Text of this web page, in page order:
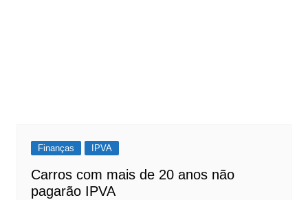
Finanças IPVA
Carros com mais de 20 anos não
pagarão IPVA